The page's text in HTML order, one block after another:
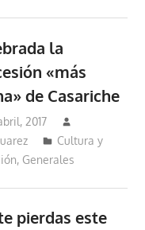
la
«más
de Casariche
2017
Cultura y
, Generales
pierdas este